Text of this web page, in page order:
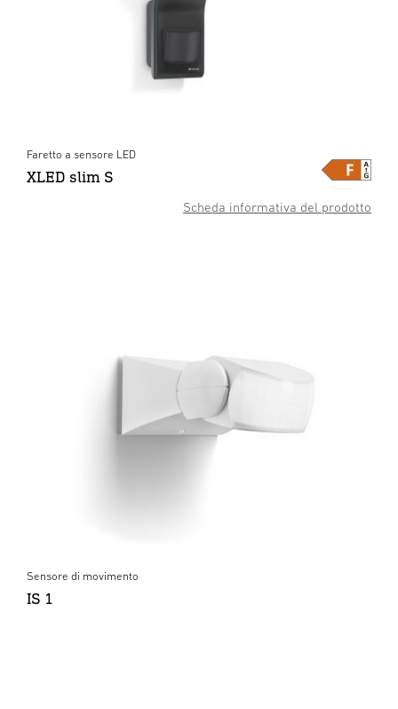
Scheda informativa del prodotto
Faretto a sensore LED
XLED slim S
Sensore di movimento
IS 1